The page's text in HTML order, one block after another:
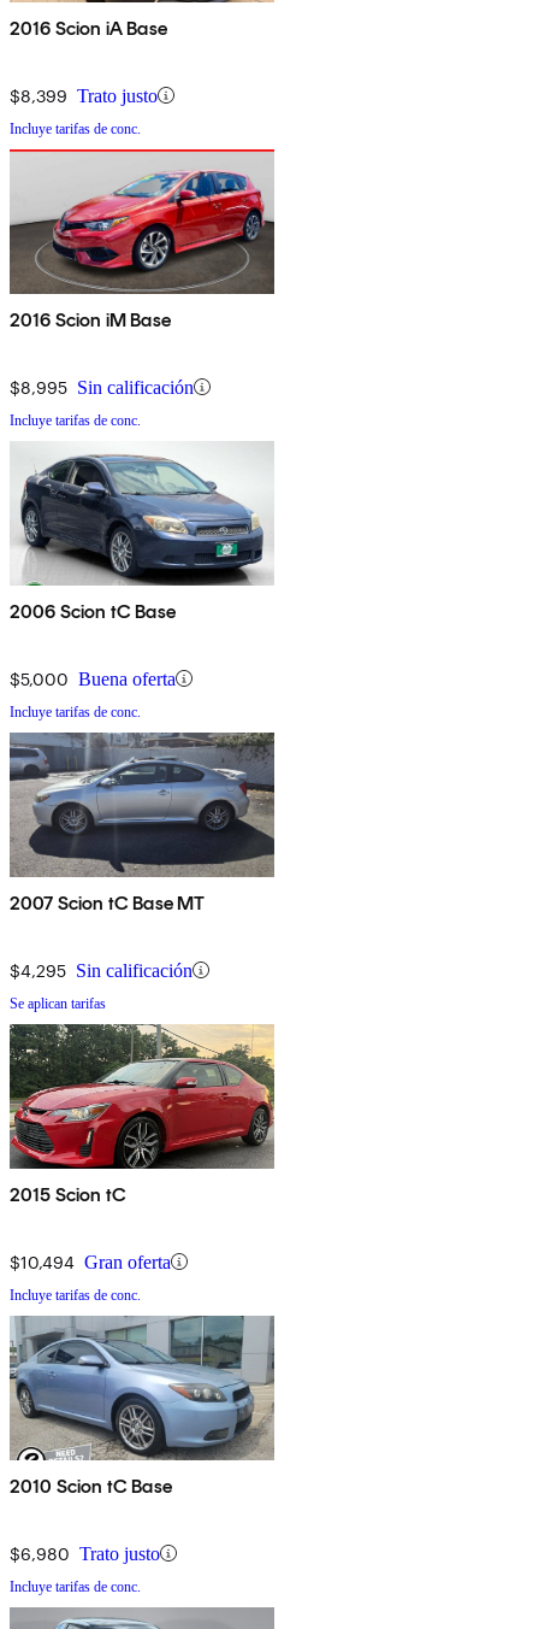
2016 Scion iA Base
$8,399 Trato justo
Incluye tarifas de conc.
2016 Scion iM Base
$8,995 Sin calificación
Incluye tarifas de conc.
2006 Scion tC Base
$5,000 Buena oferta
Incluye tarifas de conc.
2007 Scion tC Base MT
$4,295 Sin calificación
Se aplican tarifas
2015 Scion tC
$10,494 Gran oferta
Incluye tarifas de conc.
2010 Scion tC Base
$6,980 Trato justo
Incluye tarifas de conc.